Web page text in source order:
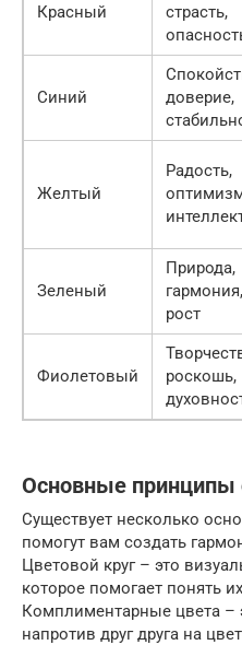
Красный
страсть,
Синий
доверие,
Желтый
Радость,
Зеленый
Природа,
гармония,
рост
Фиолетовый
роскошь,
Основные принципы
Существует несколько
помогут вам создать
Цветовой круг – это
которое помогает понять
Комплиментарные цвета –
напротив друг друга на